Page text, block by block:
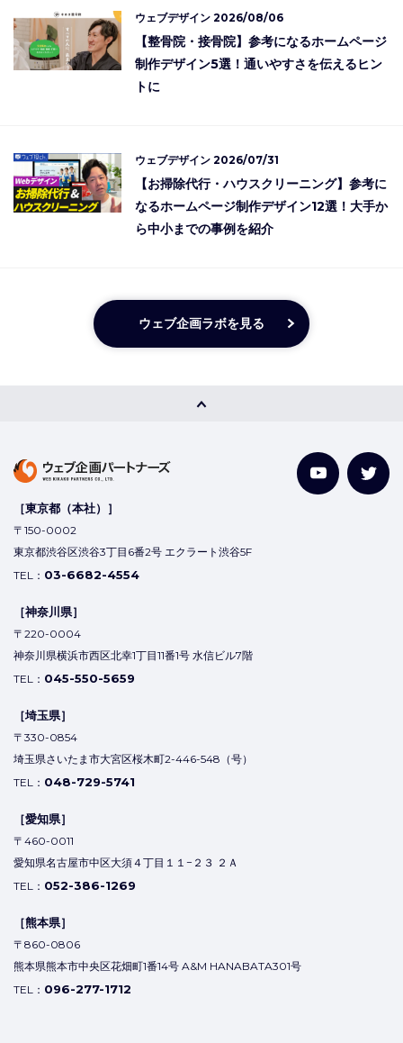
ウェブデザイン 2026/08/06
【整骨院・接骨院】参考になるホームページ
制作デザイン5選！通いやすさを伝えるヒン
トに
ウェブデザイン 2026/07/31
【お掃除代行・ハウスクリーニング】参考に
なるホームページ制作デザイン12選！大手か
ら中小までの事例を紹介
ウェブ企画ラボを見る
［東京都（本社）］
〒150-0002
東京都渋谷区渋谷3丁目6番2号 エクラート渋谷5F
TEL： 03-6682-4554
［神奈川県］
〒220-0004
神奈川県横浜市西区北幸1丁目11番1号 水信ビル7階
TEL： 045-550-5659
［埼玉県］
〒330-0854
埼玉県さいたま市大宮区桜木町2-446-548（号）
TEL： 048-729-5741
［愛知県］
〒460-0011
愛知県名古屋市中区大須４丁目１１−２３ ２Ａ
TEL： 052-386-1269
［熊本県］
〒860-0806
熊本県熊本市中央区花畑町1番14号 A&M HANABATA301号
TEL： 096-277-1712